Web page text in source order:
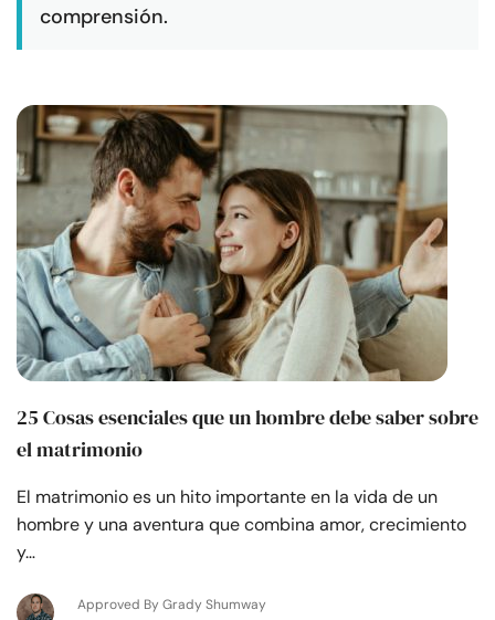
Cursos
Recursos
Comunidad
Encuentra un terapeuta
Idioma ES
Sobre nosotros Contáctanos Escríbenos
Publicidad con
© Copyright 2026. Todos los derechos reservados.
comprensión.
25 Cosas esenciales que un hombre debe saber sobre
el matrimonio
El matrimonio es un hito importante en la vida de un
hombre y una aventura que combina amor, crecimiento
y…
Approved By Grady Shumway